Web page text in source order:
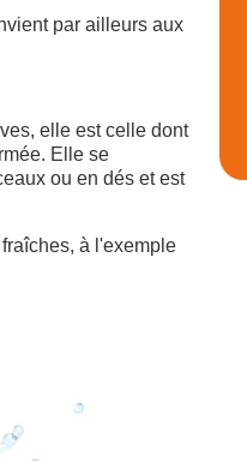
par ailleurs aux
elle est celle dont
Elle se
ou en dés et est
à l'exemple